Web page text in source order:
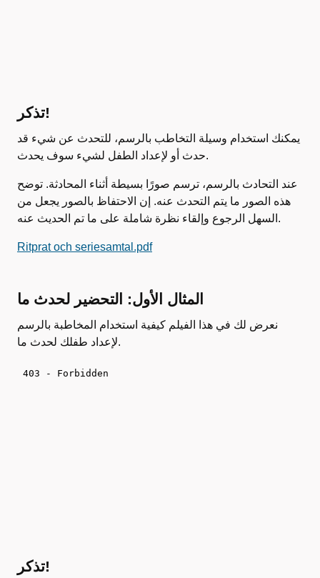
تذكر!
يمكنك استخدام وسيلة التخاطب بالرسم، للتحدث عن شيء قد
حدث أو لإعداد الطفل لشيء سوف يحدث.
عند التحادث بالرسم، ترسم صورًا بسيطة أثناء المحادثة. توضح
هذه الصور ما يتم التحدث عنه. إن الاحتفاظ بالصور يجعل من
السهل الرجوع وإلقاء نظرة شاملة على ما تم الحديث عنه.
Ritprat och seriesamtal.pdf
المثال الأول: التحضير لحدث ما
نعرض لك في هذا الفيلم كيفية استخدام المخاطبة بالرسم
لإعداد طفلك لحدث ما.
تذكر!